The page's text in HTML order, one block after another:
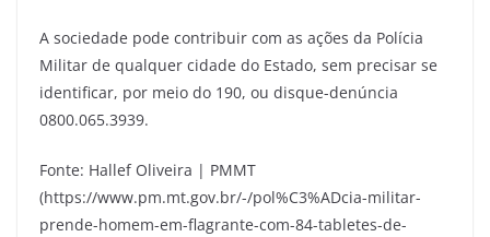
A sociedade pode contribuir com as ações da Polícia
Militar de qualquer cidade do Estado, sem precisar se
identificar, por meio do 190, ou disque-denúncia
0800.065.3939.
Fonte: Hallef Oliveira | PMMT
(https://www.pm.mt.gov.br/-/pol%C3%ADcia-militar-
prende-homem-em-flagrante-com-84-tabletes-de-